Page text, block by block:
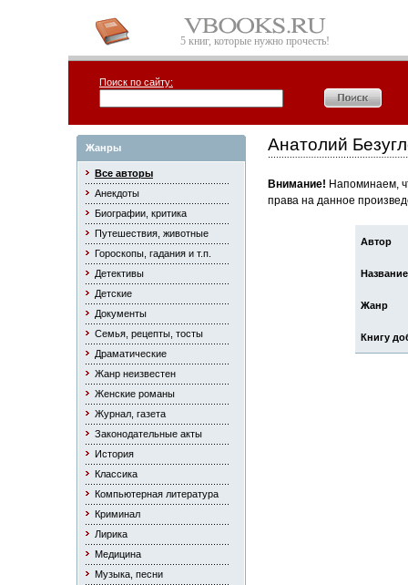
5 книг, которые нужно прочесть!
Поиск по сайту:
Жанры
Все авторы
Анекдоты
Биографии, критика
Путешествия, животные
Гороскопы, гадания и т.п.
Детективы
Детские
Документы
Семья, рецепты, тосты
Драматические
Жанр неизвестен
Женские романы
Журнал, газета
Законодательные акты
История
Классика
Компьютерная литература
Криминал
Лирика
Медицина
Музыка, песни
Анатолий
Внимание! Напоминаем,
права на данное
Автор
Название
Жанр
Книгу